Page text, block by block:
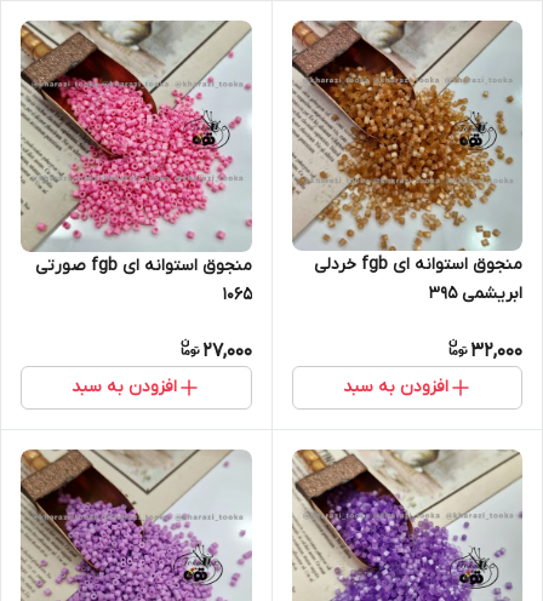
منجوق استوانه ای fgb خردلی
ابریشمی ۳۹۵
32,000
افزودن به سبد
منجوق استوانه ای fgb صورتی
۱۰۶۵
27,000
افزودن به سبد